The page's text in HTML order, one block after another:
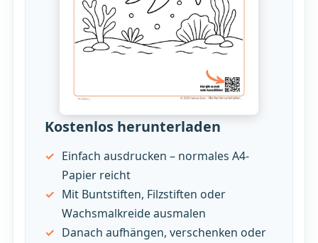
Kostenlos herunterladen
Einfach ausdrucken – normales A4-
Papier reicht
Mit Buntstiften, Filzstiften oder
Wachsmalkreide ausmalen
Danach aufhängen, verschenken oder